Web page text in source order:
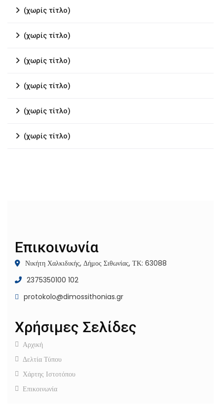
(χωρίς τίτλο)
(χωρίς τίτλο)
(χωρίς τίτλο)
(χωρίς τίτλο)
(χωρίς τίτλο)
(χωρίς τίτλο)
Επικοινωνία
Νικήτη Χαλκιδικής, Δήμος Σιθωνίας, ΤΚ: 63088
2375350100 102
protokolo@dimossithonias.gr
Χρήσιμες Σελίδες
Αρχική
Δελτία Τύπου
Χάρτης Ιστοτόπου
Επικοινωνία